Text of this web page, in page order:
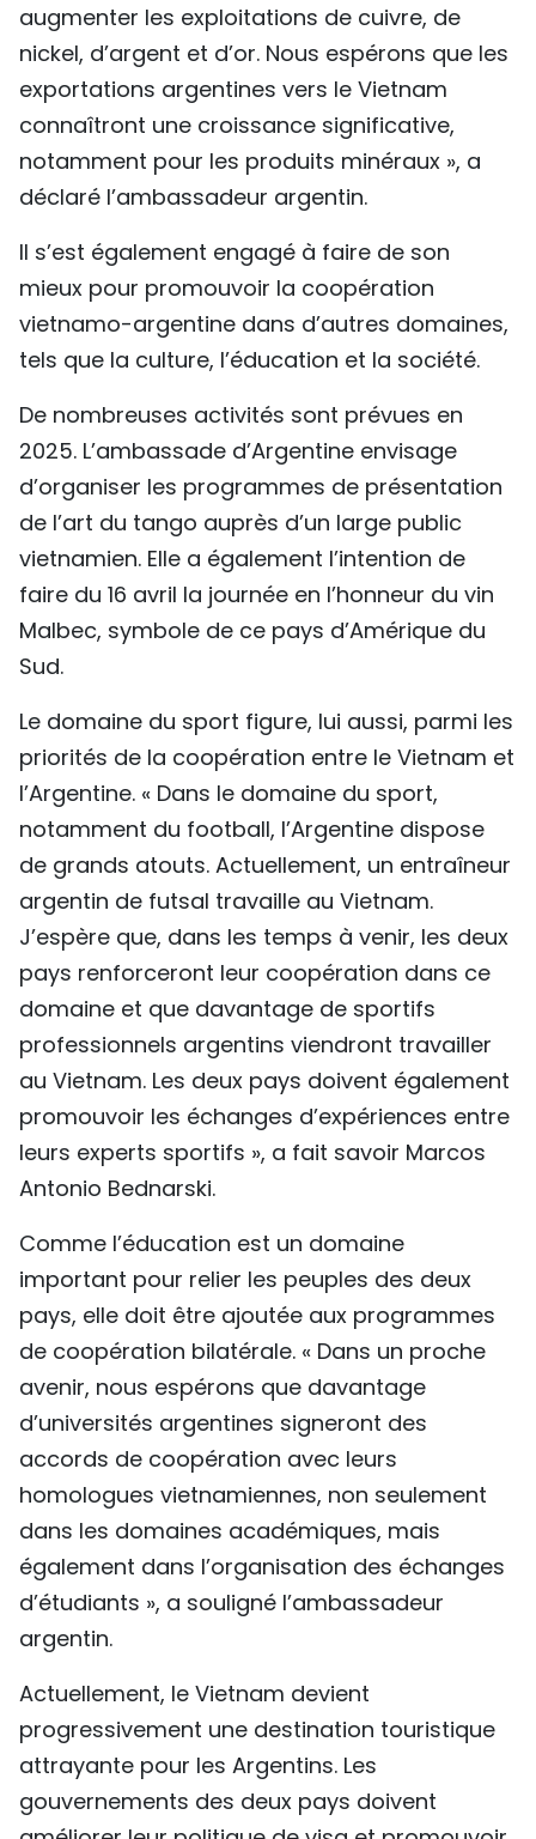
augmenter les exploitations de cuivre, de
nickel, d’argent et d’or. Nous espérons que les
exportations argentines vers le Vietnam
connaîtront une croissance significative,
notamment pour les produits minéraux », a
déclaré l’ambassadeur argentin.
Il s’est également engagé à faire de son
mieux pour promouvoir la coopération
vietnamo-argentine dans d’autres domaines,
tels que la culture, l’éducation et la société.
De nombreuses activités sont prévues en
2025. L’ambassade d’Argentine envisage
d’organiser les programmes de présentation
de l’art du tango auprès d’un large public
vietnamien. Elle a également l’intention de
faire du 16 avril la journée en l’honneur du vin
Malbec, symbole de ce pays d’Amérique du
Sud.
Le domaine du sport figure, lui aussi, parmi les
priorités de la coopération entre le Vietnam et
l’Argentine. « Dans le domaine du sport,
notamment du football, l’Argentine dispose
de grands atouts. Actuellement, un entraîneur
argentin de futsal travaille au Vietnam.
J’espère que, dans les temps à venir, les deux
pays renforceront leur coopération dans ce
domaine et que davantage de sportifs
professionnels argentins viendront travailler
au Vietnam. Les deux pays doivent également
promouvoir les échanges d’expériences entre
leurs experts sportifs », a fait savoir Marcos
Antonio Bednarski.
Comme l’éducation est un domaine
important pour relier les peuples des deux
pays, elle doit être ajoutée aux programmes
de coopération bilatérale. « Dans un proche
avenir, nous espérons que davantage
d’universités argentines signeront des
accords de coopération avec leurs
homologues vietnamiennes, non seulement
dans les domaines académiques, mais
également dans l’organisation des échanges
d’étudiants », a souligné l’ambassadeur
argentin.
Actuellement, le Vietnam devient
progressivement une destination touristique
attrayante pour les Argentins. Les
gouvernements des deux pays doivent